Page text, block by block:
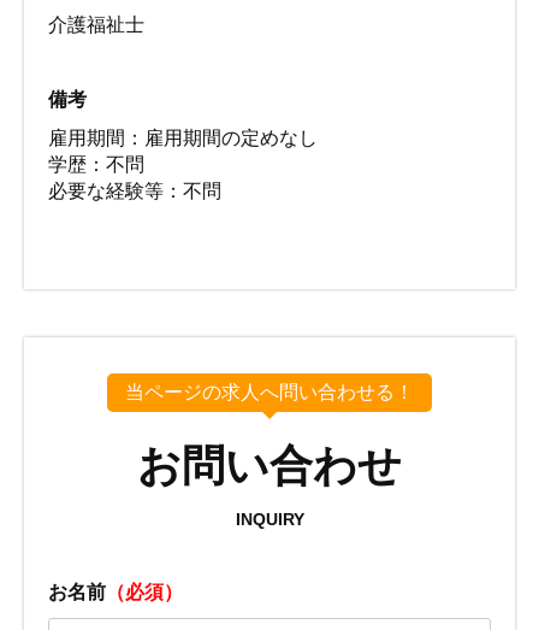
介護福祉士
備考
雇用期間：雇用期間の定めなし
学歴：不問
必要な経験等：不問
当ページの求人へ問い合わせる！
お問い合わせ
INQUIRY
お名前 （必須）